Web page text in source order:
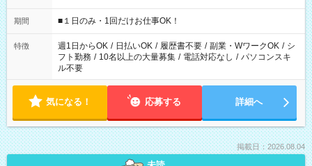
etc ★最短で3時間で5,120円のお仕事から 15時間で2万円近く稼
げるお仕事も！ ご希望のお時間に合わせてご紹介！ ※シフトは
ください！
期間 ■１日のみ・1回だけお仕事OK！
特徴 週1日からOK / 日払いOK / 履歴書不要 / 副業・WワークOK / シ
フト勤務 / 10名以上の大量募集 / 電話対応なし / パソコンスキ
ル不要
気になる！ 応募する 詳細へ
掲載日：2026.08.04